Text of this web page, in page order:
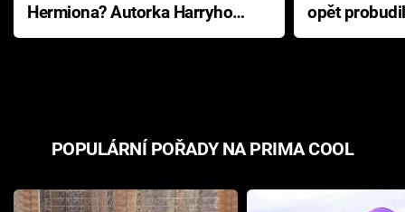
Hermiona? Autorka Harryho
Pottera přišla s ráznou
opět
přichází s
POPULÁRNÍ POŘADY NA PRIMA COOL